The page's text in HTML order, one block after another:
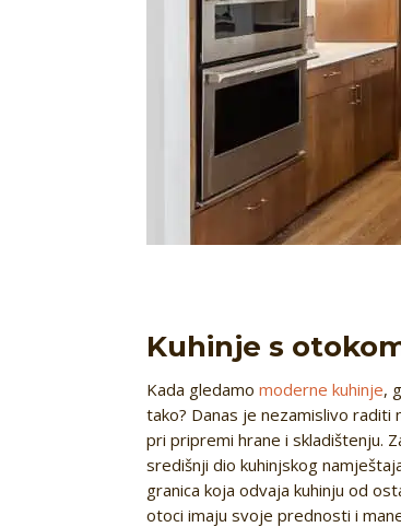
Kuhinje s
Kada gledamomoderne kuhinje,
tako? Danas je nezamislivo
pri pripremi hrane i skladištenju.
središnji dio kuhinjskog
granica koja odvaja kuhinju od
otoci imaju svoje prednosti i